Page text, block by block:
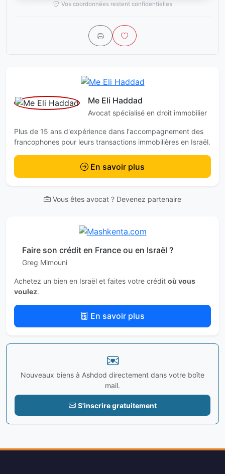
Vos coordonnées restent confidentielles
Me Eli Haddad
Avocat spécialisé en droit immobilier
Plus de 15 ans d'expérience dans l'accompagnement des
francophones pour leurs transactions immobilières en Israël.
En savoir plus
Vous êtes avocat ? Devenez partenaire
Faire son crédit en France ou en Israël ?
Greg Mimouni
Achetez un bien en Israël et faites votre crédit où vous
voulez.
En savoir plus
Nouveaux biens à Ashdod directement dans votre boîte
mail.
S'inscrire gratuitement